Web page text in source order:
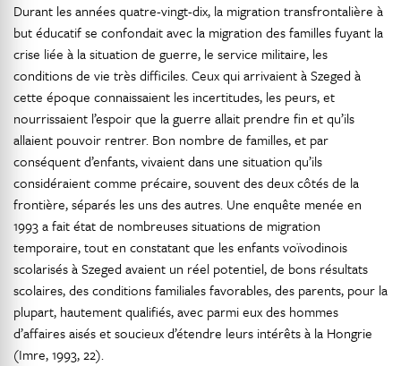
Durant les années quatre-vingt-dix, la migration transfrontalière à
but éducatif se confondait avec la migration des familles fuyant la
crise liée à la situation de guerre, le service militaire, les
conditions de vie très difficiles. Ceux qui arrivaient à Szeged à
cette époque connaissaient les incertitudes, les peurs, et
nourrissaient l’espoir que la guerre allait prendre fin et qu’ils
allaient pouvoir rentrer. Bon nombre de familles, et par
conséquent d’enfants, vivaient dans une situation qu’ils
considéraient comme précaire, souvent des deux côtés de la
frontière, séparés les uns des autres. Une enquête menée en
1993 a fait état de nombreuses situations de migration
temporaire, tout en constatant que les enfants voïvodinois
scolarisés à Szeged avaient un réel potentiel, de bons résultats
scolaires, des conditions familiales favorables, des parents, pour la
plupart, hautement qualifiés, avec parmi eux des hommes
d’affaires aisés et soucieux d’étendre leurs intérêts à la Hongrie
(Imre, 1993, 22).